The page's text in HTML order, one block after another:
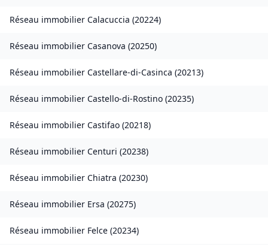
Réseau immobilier Calacuccia (20224)
Réseau immobilier Casanova (20250)
Réseau immobilier Castellare-di-Casinca (20213)
Réseau immobilier Castello-di-Rostino (20235)
Réseau immobilier Castifao (20218)
Réseau immobilier Centuri (20238)
Réseau immobilier Chiatra (20230)
Réseau immobilier Ersa (20275)
Réseau immobilier Felce (20234)